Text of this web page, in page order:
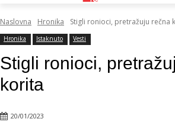
Naslovna Hronika Stigli ronioci, pretražuju rečna
Hronika Istaknuto Vesti
Stigli ronioci,
korita
20/01/2023